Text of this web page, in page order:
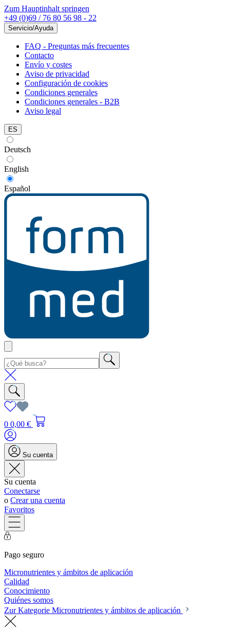
Zum Hauptinhalt springen
+49 (0)69 / 76 80 56 98 - 22
Servicio/Ayuda
FAQ - Preguntas más frecuentes
Contacto
Envío y costes
Aviso de privacidad
Configuración de cookies
Condiciones generales
Condiciones generales - B2B
Aviso legal
ES
Deutsch
English
Español
0 0,00 €
Su cuenta
Su cuenta
Conectarse
o Crear una cuenta
Favoritos
Pago seguro
Micronutrientes y ámbitos de aplicación
Calidad
Conocimiento
Quiénes somos
Zur Kategorie Micronutrientes y ámbitos de aplicación